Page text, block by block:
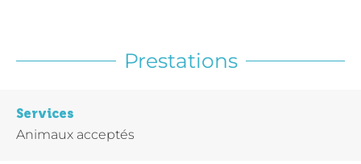
Prestations
Services
Animaux acceptés